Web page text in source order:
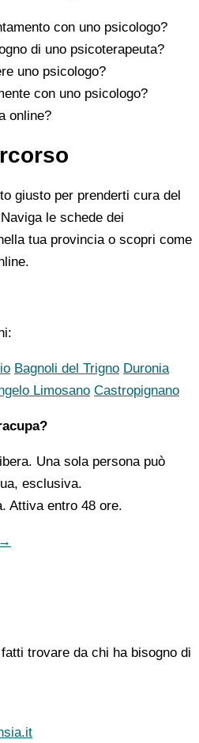
con uno psicologo?
di uno psicoterapeuta?
uno psicologo?
con uno psicologo?
online?
giusto per prenderti cura del
le schede dei
tua provincia o scopri come
Bagnoli del Trigno Duronia
Limosano Castropignano
Una sola persona può
esclusiva.
Attiva entro 48 ore.
trovare da chi ha bisogno di